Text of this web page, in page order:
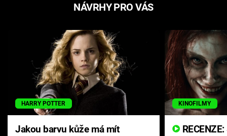
NÁVRHY PRO VÁS
HARRY POTTER
Jakou barvu kůže má mít
KINOFILMY